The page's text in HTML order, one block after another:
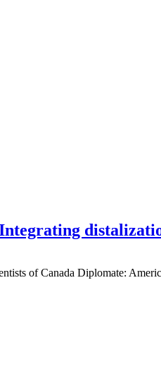
of Canada Diplomate: